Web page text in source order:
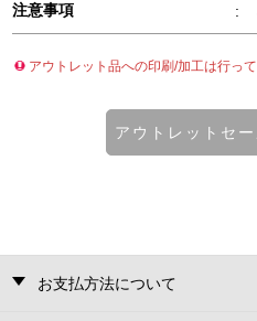
注意事項 :
アウトレット品への印刷/加工は行って
アウトレットセ
お支払方法について